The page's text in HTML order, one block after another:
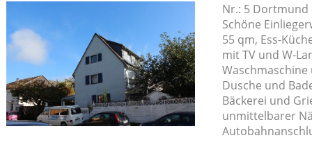
Nr.: 5
Schöne
55 qm, Ess-
mit TV und W-
Dusche und
Bäckerei und
unmittelbarer